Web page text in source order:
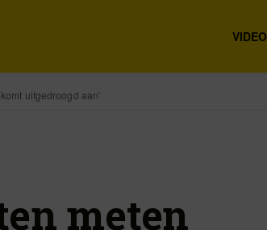
VIDEO
uitgedroogd aan’
meten